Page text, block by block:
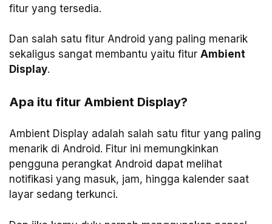
fitur yang tersedia.
Dan salah satu fitur Android yang paling menarik
sekaligus sangat membantu yaitu fitur Ambient
Display.
Apa itu fitur Ambient Display?
Ambient Display adalah salah satu fitur yang paling
menarik di Android. Fitur ini memungkinkan
pengguna perangkat Android dapat melihat
notifikasi yang masuk, jam, hingga kalender saat
layar sedang terkunci.